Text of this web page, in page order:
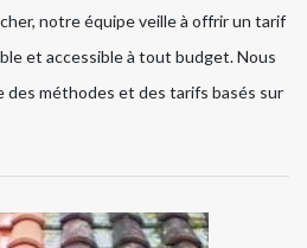
notre équipe veille à offrir un tarif
et accessible à tout budget. Nous
méthodes et des tarifs basés sur